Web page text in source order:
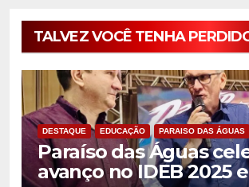
TALVEZ VOCÊ TENHA
DESTAQUE EDUCAÇÃO PARAISO DAS ÁGUAS
Paraíso das Águas
avanço no IDEB 2025 e